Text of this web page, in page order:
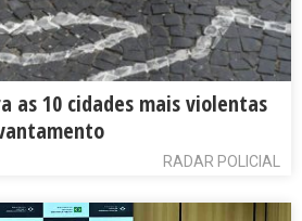
as 10 cidades mais violentas
RADAR POLICIAL